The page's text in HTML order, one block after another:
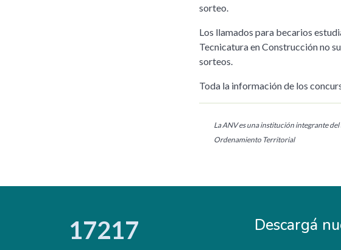
sorteo.
Los llamados para becarios
Tecnicatura en Construcción no
sorteos.
Toda la información de los
La ANV es una institución integrante
Ordenamiento Territorial
17217 Descargá